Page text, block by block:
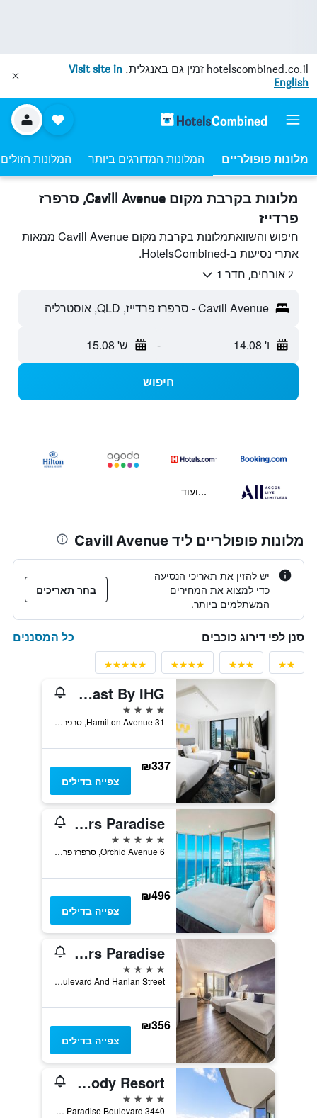
hotelscombined.co.il זמין גם באנגלית. Visit site in
English
מלונות פופולריים המלונות המדורגים ביותר המלונות
מלונות בקרבת מקום Cavill Avenue, סרפרז
פרדייז
חיפוש והשוואתמלונות בקרבת מקום Cavill Avenue ממאות
אתרי נסיעות ב-HotelsCombined.
2 אורחים, חדר 1
Cavill Avenue - סרפרז פרדייז, QLD, אוסטרליה
ו' 14.08 - ש' 15.08
חיפוש
...ועוד
מלונות פופולריים ליד Cavill Avenue
יש להזין את תאריכי הנסיעה
כדי למצוא את המחירים
המשתלמים ביותר.
בחר תאריכים
סנן לפי דירוג כוכבים כל המסננים
Voco Gold Coast By IHG
4 כוכבים
31 Hamilton Avenue, סרפרז פרדייז, QLD, אוסטרליה
₪337
צפייה בדילים
Hilton Surfers Paradise
5 כוכבים
6 Orchid Avenue, סרפרז פרדייז, QLD, אוסטרליה
₪496
צפייה בדילים
Novotel Surfers Paradise
4 כוכבים
Cnr Surfers Paradise Boulevard And Hanlan Street, סרפרז פרדייז, QLD, אוסטרליה
₪356
צפייה בדילים
Rhapsody Resort
4 כוכבים
3440 Surfers Paradise Boulevard, סרפרז פרדייז, QLD, אוסטרליה